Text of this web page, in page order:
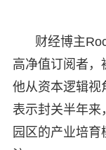
财经博主
高净值订阅者，
他从资本逻辑视
表示封关半年来
园区的产业培